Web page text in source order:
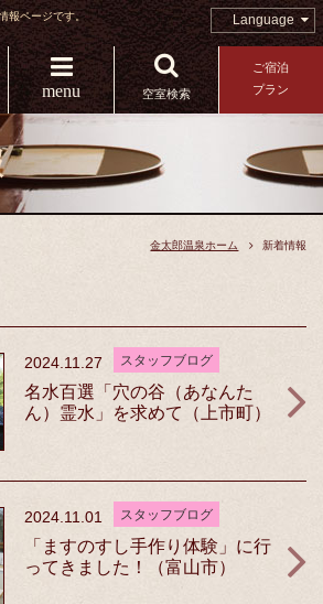
報ページです。 Language
menu 空室検索
ご宿泊
プラン
金太郎温泉ホーム 新着情報
2024.11.27 スタッフブログ
名水百選「穴の谷（あなんた
ん）霊水」を求めて（上市町）
2024.11.01 スタッフブログ
「ますのすし手作り体験」に行
ってきました！（富山市）